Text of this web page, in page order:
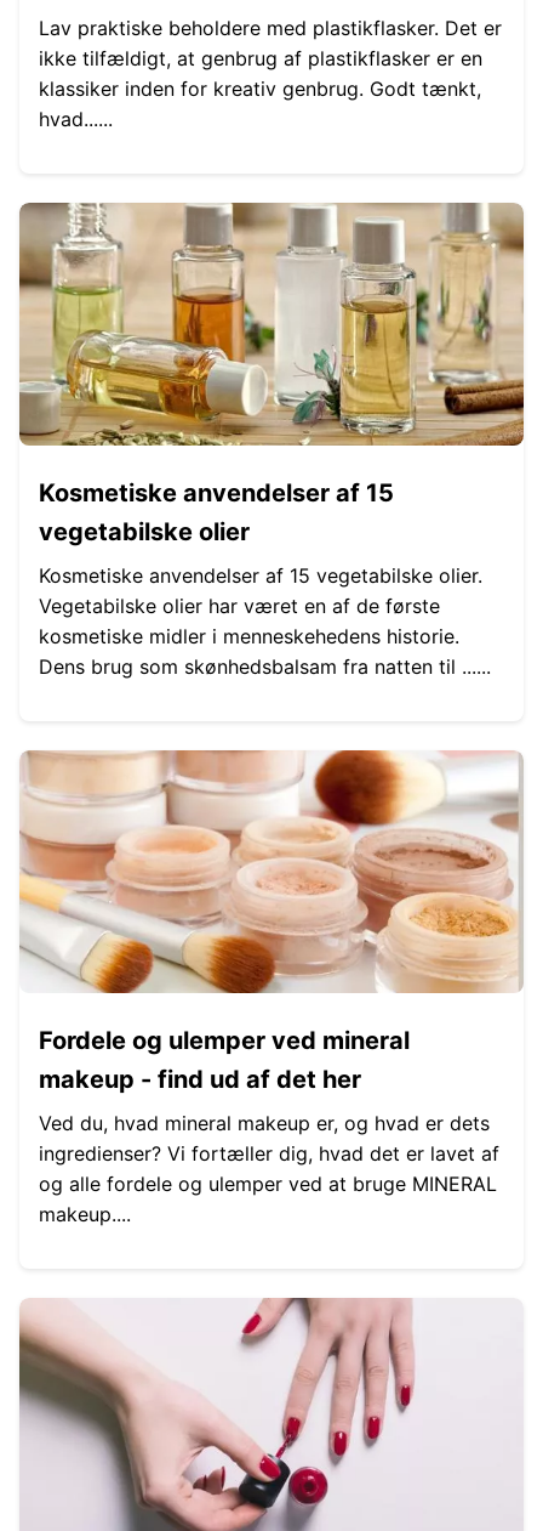
Lav praktiske beholdere med plastikflasker. Det er
ikke tilfældigt, at genbrug af plastikflasker er en
klassiker inden for kreativ genbrug. Godt tænkt,
hvad......
Kosmetiske anvendelser af 15
vegetabilske olier
Kosmetiske anvendelser af 15 vegetabilske olier.
Vegetabilske olier har været en af ​​de første
kosmetiske midler i menneskehedens historie.
Dens brug som skønhedsbalsam fra natten til ......
Fordele og ulemper ved mineral
makeup - find ud af det her
Ved du, hvad mineral makeup er, og hvad er dets
ingredienser? Vi fortæller dig, hvad det er lavet af
og alle fordele og ulemper ved at bruge MINERAL
makeup....